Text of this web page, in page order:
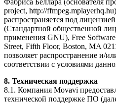
Фабриса Беллара (основателя
project, http://
распространяется под
(Стандартной общественной
применения GNU), Free
Street, Fifth Floor, Boston, MA
позволяет распространение и/
соответствии с условиями
8. Техническая поддержка
8.1. Компания Movavi
технической поддержке ПО